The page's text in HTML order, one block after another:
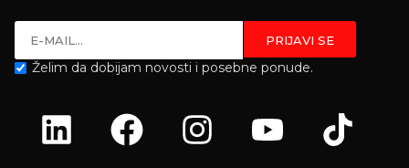
Želim da dobijam novosti i posebne ponude.